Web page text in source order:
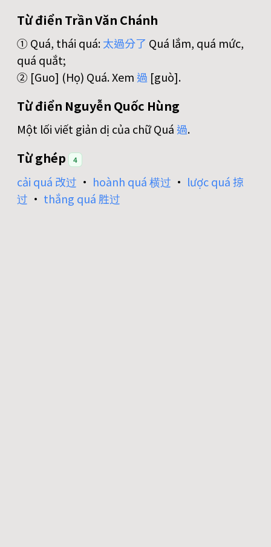
Từ điển Trần Văn Chánh
① Quá, thái quá:太過分了 Quá lắm, quá mức,
quá quắt;
② [Guo] (Họ) Quá. Xem 過 [guò].
Từ điển Nguyễn Quốc Hùng
Một lối viết giản dị của chữ Quá 過.
Từ ghép 4
cải quá 改过 • hoành quá 横过 • lược quá 掠
过 • thắng quá 胜过